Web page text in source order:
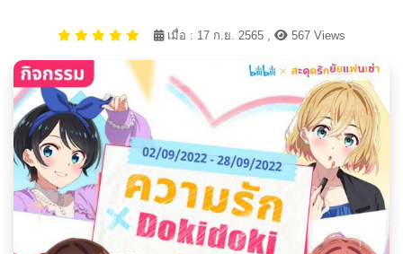
เมื่อ : 17 ก.ย. 2565 , 567 Views